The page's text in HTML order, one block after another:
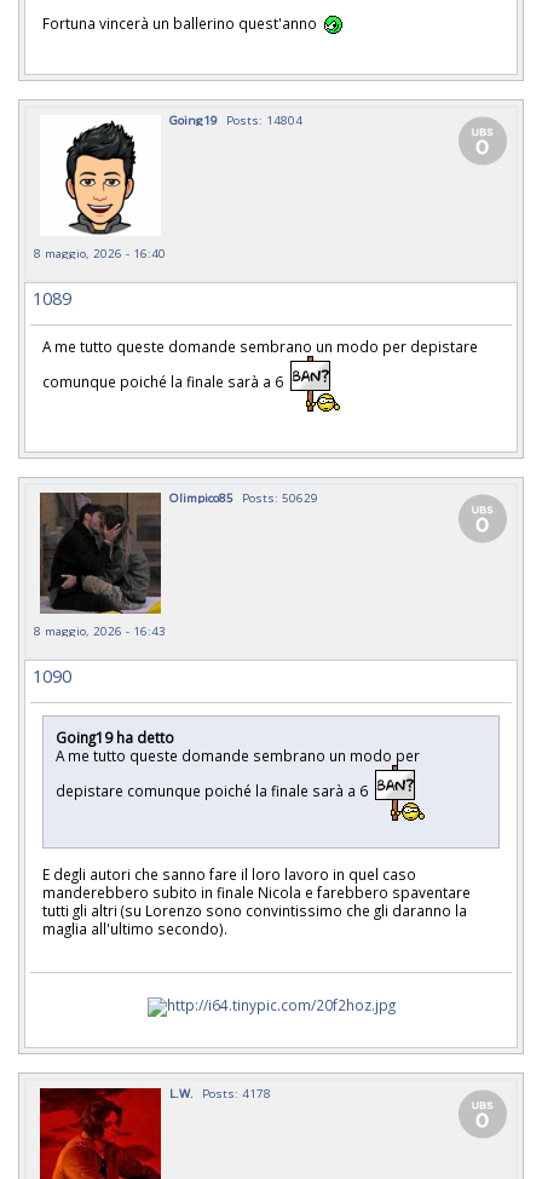
Fortuna vincerà un ballerino quest'anno
Going19 Posts: 14804
8 maggio, 2026 - 16:40
1089
A me tutto queste domande sembrano un modo per depistare
comunque poiché la finale sarà a 6
Olimpico85 Posts: 50629
8 maggio, 2026 - 16:43
1090
Going19 ha detto
A me tutto queste domande sembrano un modo per
depistare comunque poiché la finale sarà a 6
E degli autori che sanno fare il loro lavoro in quel caso
manderebbero subito in finale Nicola e farebbero spaventare
tutti gli altri (su Lorenzo sono convintissimo che gli daranno la
maglia all'ultimo secondo).
L.W. Posts: 4178